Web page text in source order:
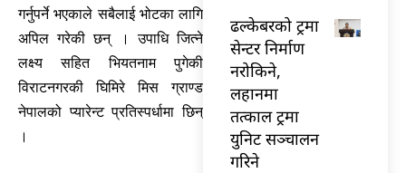
गर्नुपर्ने भएकाले सबैलाई भोटका लागि
अपिल गरेकी छन् । उपाधि जित्ने
लक्ष्य सहित भियतनाम पुगेकी
विराटनगरकी घिमिरे मिस ग्राण्ड
नेपालको प्यारेन्ट प्रतिस्पर्धामा छिन्
।
ढल्केबरको ट्रमा
सेन्टर निर्माण
नरोकिने,
लहानमा
तत्काल ट्रमा
युनिट सञ्चालन
गरिने